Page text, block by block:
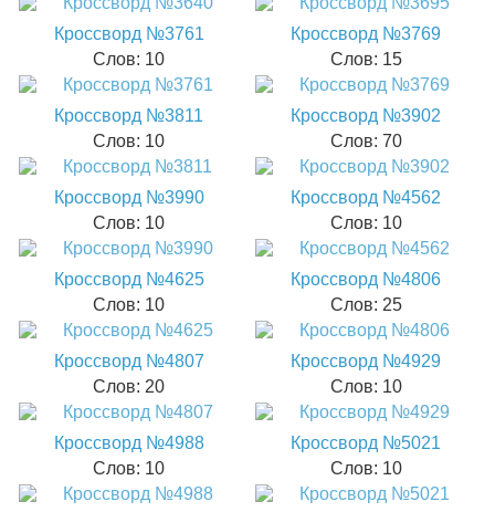
Кроссворд №3761
Слов: 10
Кроссворд №3769
Слов: 15
Кроссворд №3811
Слов: 10
Кроссворд №3902
Слов: 70
Кроссворд №3990
Слов: 10
Кроссворд №4562
Слов: 10
Кроссворд №4625
Слов: 10
Кроссворд №4806
Слов: 25
Кроссворд №4807
Слов: 20
Кроссворд №4929
Слов: 10
Кроссворд №4988
Слов: 10
Кроссворд №5021
Слов: 10